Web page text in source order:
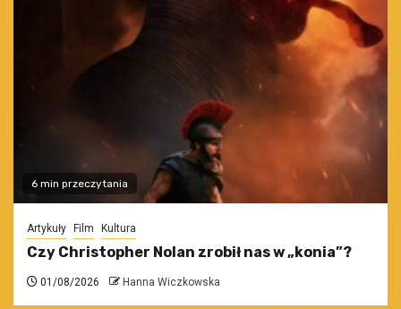
6 min przeczytania
Artykuły Film Kultura
Czy Christopher Nolan zrobił nas w „konia”?
01/08/2026 Hanna Wiczkowska